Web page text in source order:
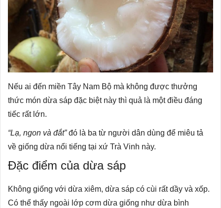
Nếu ai đến miền Tây Nam Bộ mà không được thưởng
thức món dừa sáp đặc biệt này thì quả là một điều đáng
tiếc rất lớn.
“Lạ, ngon và đắt”đó là ba từ người dân dùng để miêu tả
về giống dừa nổi tiếng tại xứ Trà Vinh này.
Đặc điểm của dừa sáp
Không giống với dừa xiêm, dừa sáp có cùi rất dầy và xốp.
Có thể thấy ngoài lớp cơm dừa giống như dừa bình